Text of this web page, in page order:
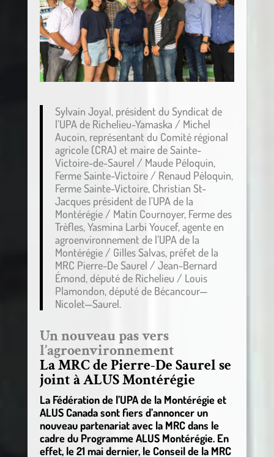
Sylvain Joyal, président du Syndicat de
l’UPA de Richelieu-Yamaska / Michel
Aucoin, représentant du Comité régional
agricole (CRA) et maire de Sainte-
Victoire-de-Saurel / Maude Péloquin,
Ferme Sainte-Victoire / Renaud Péloquin,
Ferme Sainte-Victoire, Christian St-
Jacques président de l’UPA de la
Montérégie / Matin Cournoyer, Ferme des
Trèfles, Yasmina Larbi Youcef, agente en
agroenvironnement de l’UPA de la
Montérégie / Gilles Salvas, préfet de la
MRC Pierre-De Saurel / Jean-Bernard
Émond, député de Richelieu / Louis
Plamondon, député de Bécancour—
Nicolet—Saurel.
Un nouveau pas vers
l’agroenvironnement
La MRC de Pierre-De Saurel se
joint à ALUS Montérégie
La Fédération de l’UPA de la Montérégie et
ALUS Canada sont fiers d’annoncer un
nouveau partenariat avec la MRC dans le
cadre du Programme ALUS Montérégie. En
effet, le 21 mai dernier, le Conseil de la MRC